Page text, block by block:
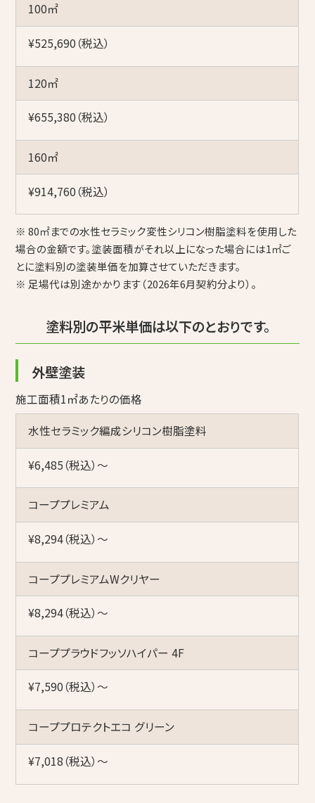
100㎡
¥525,690（税込）
120㎡
¥655,380（税込）
160㎡
¥914,760（税込）
※ 80㎡までの水性セラミック変性シリコン樹脂塗料を使用した
場合の金額です。塗装面積がそれ以上になった場合には1㎡ご
とに塗料別の塗装単価を加算させていただきます。
※ 足場代は別途かかります（2026年6月契約分より）。
塗料別の平米単価は以下のとおりです。
外壁塗装
施工面積1㎡あたりの価格
水性セラミック編成シリコン樹脂塗料
¥6,485（税込）〜
コーププレミアム
¥8,294（税込）〜
コーププレミアムWクリヤー
¥8,294（税込）〜
コーププラウドフッソハイパー 4F
¥7,590（税込）〜
コーププロテクトエコ グリーン
¥7,018（税込）〜